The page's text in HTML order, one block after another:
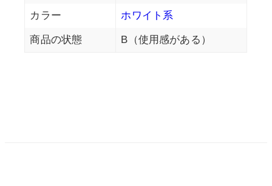
カラー ホワイト系
商品の状態 B（使用感がある）